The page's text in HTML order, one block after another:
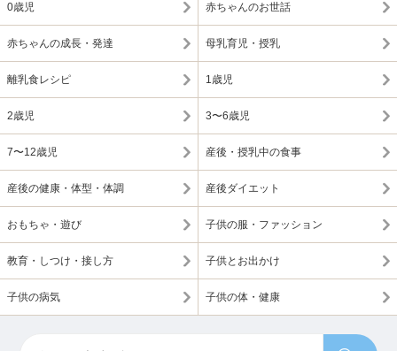
0歳児 赤ちゃんのお世話
赤ちゃんの成長・発達 母乳育児・授乳
離乳食レシピ 1歳児
2歳児 3〜6歳児
7〜12歳児 産後・授乳中の食事
産後の健康・体型・体調 産後ダイエット
おもちゃ・遊び 子供の服・ファッション
教育・しつけ・接し方 子供とお出かけ
子供の病気 子供の体・健康